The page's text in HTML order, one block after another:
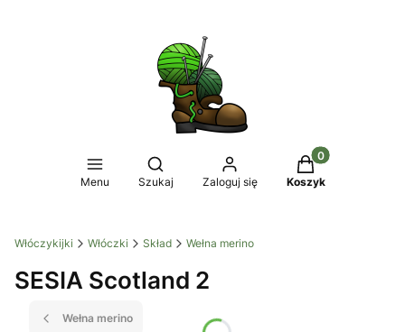
Menu
Otwórz wyszukiwarkę
Szukaj Zaloguj się
Produkty w
Koszyk
Włóczykijki Włóczki Skład Wełna merino
SESIA Scotland 2
Wełna merino